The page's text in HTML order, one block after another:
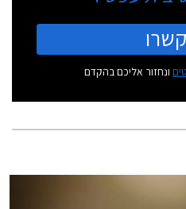
ונחזור אליכם בהקדם